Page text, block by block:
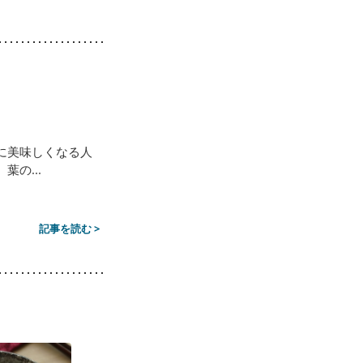
美味しくなる人
葉の...
記事を読む >